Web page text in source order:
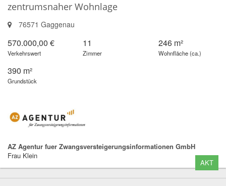
zentrumsnaher Wohnlage
76571 Gaggenau
570.000,00 €
Verkehrswert
11
Zimmer
246 m²
Wohnfläche (ca.)
390 m²
Grundstück
AZ Agentur fuer Zwangsversteigerungsinformationen GmbH
Frau Klein
AKT